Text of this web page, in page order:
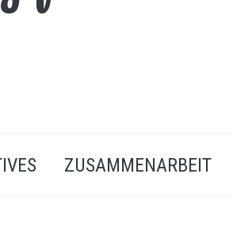
ZUSAMMENARBEIT